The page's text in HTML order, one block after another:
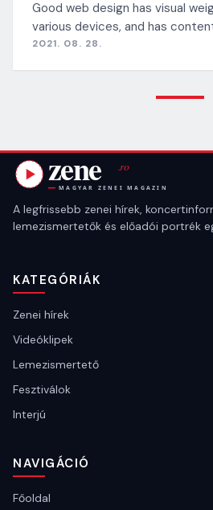
Good web design has visual
various devices, and has
2021. 08. 28.
A legfrissebb zenei hírek,
lemezismertetők és előadói portrék
KATEGÓRIÁK
Zenei hírek
Videóklipek
Lemezismertető
Fesztiválok
Interjú
NAVIGÁCIÓ
Főoldal